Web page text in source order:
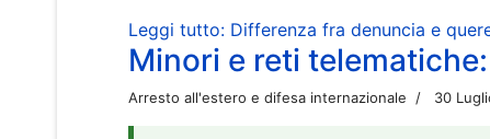
Leggi tutto: Differenza fra denuncia e
Minori e reti
Arresto all'estero e difesa internazionale 30